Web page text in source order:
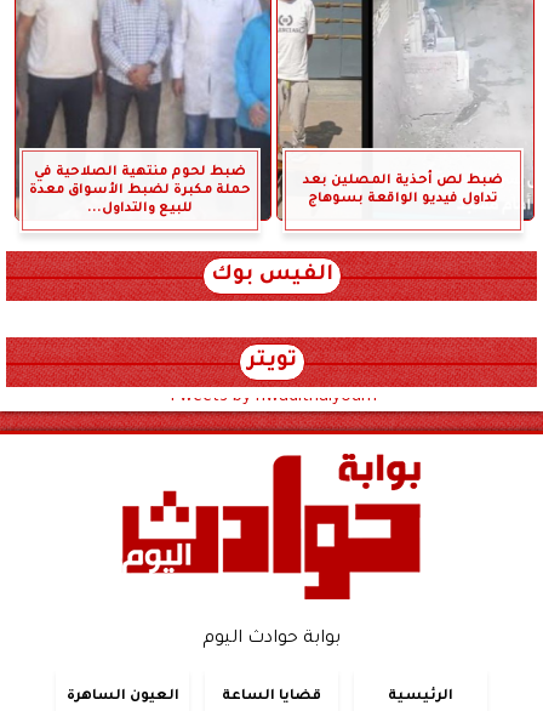
ضبط لص أحذية المصلين بعد
تداول فيديو الواقعة بسوهاج
ضبط لحوم منتهية الصلاحية في
حملة مكبرة لضبط الأسواق معدة
للبيع والتداول...
الفيس بوك
تويتر
Tweets by hwadithalyoum
بوابة حوادث اليوم
الرئيسية قضايا الساعة العيون الساهرة